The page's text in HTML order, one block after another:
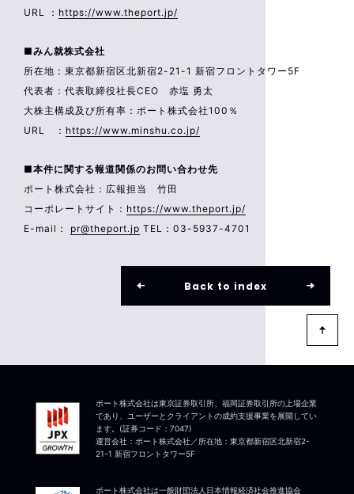
URL ： https://www.theport.jp/
■みん就株式会社
所在地：東京都新宿区北新宿2-21-1 新宿フロントタワー5F
代表者：代表取締役社長CEO 赤塩 勇太
大株主構成及び所有率：ポート株式会社100％
URL ： https://www.minshu.co.jp/
■本件に関する報道関係のお問い合わせ先
ポート株式会社：広報担当 竹田
コーポレートサイト： https://www.theport.jp/
E-mail： pr@theport.jp TEL：03-5937-4701
Back to index
ポート株式会社は一般財団法人日本情報経済社会推進協会
ポート株式会社は東京証券取引所、福岡証券取引所の上場企業
であり、ユーザーとクライアントの成約支援事業を展開してい
ます。(証券コード：7047)
運営会社：ポート株式会社／所在地：東京都新宿区北新宿2-
21-1 新宿フロントタワー5F